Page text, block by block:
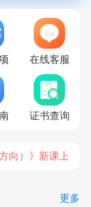
在线客服
证书查询
向）》新课上线
更多